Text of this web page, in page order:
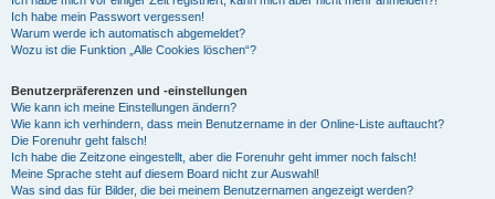
Ich habe mein Passwort vergessen!
Warum werde ich automatisch abgemeldet?
Wozu ist die Funktion „Alle Cookies löschen“?
Benutzerpräferenzen und -einstellungen
Wie kann ich meine Einstellungen ändern?
Wie kann ich verhindern, dass mein Benutzername in der Online-Liste auftaucht?
Die Forenuhr geht falsch!
Ich habe die Zeitzone eingestellt, aber die Forenuhr geht immer noch falsch!
Meine Sprache steht auf diesem Board nicht zur Auswahl!
Was sind das für Bilder, die bei meinem Benutzernamen angezeigt werden?